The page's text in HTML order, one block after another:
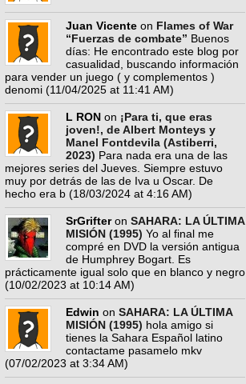
Juan Vicente on Flames of War
“Fuerzas de combate” Buenos
días: He encontrado este blog por
casualidad, buscando información
para vender un juego ( y complementos )
denomi (11/04/2025 at 11:41 AM)
L RON on ¡Para ti, que eras
joven!, de Albert Monteys y
Manel Fontdevila (Astiberri,
2023) Para nada era una de las
mejores series del Jueves. Siempre estuvo
muy por detrás de las de Iva u Oscar. De
hecho era b (18/03/2024 at 4:16 AM)
SrGrifteron SAHARA: LA ÚLTIMA
MISIÓN (1995) Yo al final me
compré en DVD la versión antigua
de Humphrey Bogart. Es
prácticamente igual solo que en blanco y negro
(10/02/2023 at 10:14 AM)
Edwin on SAHARA: LA ÚLTIMA
MISIÓN (1995) hola amigo si
tienes la Sahara Español latino
contactame pasamelo mkv
(07/02/2023 at 3:34 AM)